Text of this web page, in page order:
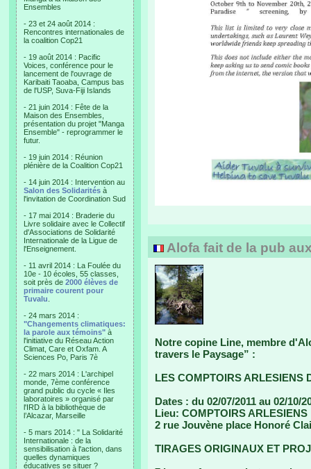
Ensembles
- 23 et 24 août 2014 :
Rencontres internationales de
la coalition Cop21
- 19 août 2014 : Pacific
Voices, conférence pour le
lancement de l'ouvrage de
Karibaiti Taoaba, Campus bas
de l'USP, Suva-Fiji Islands
- 21 juin 2014 : Fête de la
Maison des Ensembles,
présentation du projet "Manga
Ensemble" - reprogrammer le
futur.
- 19 juin 2014 : Réunion
plénière de la Coalition Cop21
- 14 juin 2014 : Intervention au
Salon des Solidarités à
l'invitation de Coordination Sud
- 17 mai 2014 : Braderie du
Livre solidaire avec le Collectif
d'Associations de Solidarité
Internationale de la Ligue de
l'Enseignement.
- 11 avril 2014 : La Foulée du
10e - 10 écoles, 55 classes,
soit près de 2000 élèves de
primaire courent pour
Tuvalu
- 24 mars 2014 :
"Changements climatiques:
la parole aux témoins" à
l'initiative du Réseau Action
Climat, Care et Oxfam. A
Sciences Po, Paris 7è
- 22 mars 2014 : L'archipel
monde, 7ème conférence
grand public du cycle « Iles
laboratoires » organisé par
l'IRD à la bibliothèque de
l’Alcazar, Marseille
- 5 mars 2014 : " La Solidarité
Internationale : de la
sensibilisation à l'action, dans
quelles dynamiques
éducatives se situer ?
Alofa fait de la pub
Notre copine Line, membre
travers le Paysage” :
LES COMPTOIRS ARLESIENS
Dates : du 02/07/2011 au 02/10/
Lieu: COMPTOIRS ARLESIENS
2 rue Jouvène place Honoré
TIRAGES ORIGINAUX ET